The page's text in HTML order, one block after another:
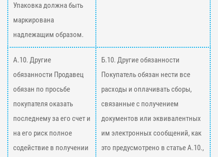
Упаковка должна быть
маркирована
надлежащим образом.
А.10. Другие
обязанности Продавец
обязан по просьбе
покупателя оказать
последнему за его счет и
на его риск полное
содействие в получении
Б.10. Другие обязанности
Покупатель обязан нести все
расходы и оплачивать сборы,
связанные с получением
документов или эквивалентных
им электронных сообщений, как
это предусмотрено в статье А.10.,